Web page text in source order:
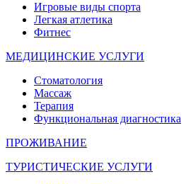
Игровые виды спорта
Легкая атлетика
Фитнес
МЕДИЦИНСКИЕ УСЛУГИ
Стоматология
Массаж
Терапия
Функциональная диагностика
ПРОЖИВАНИЕ
ТУРИСТИЧЕСКИЕ УСЛУГИ